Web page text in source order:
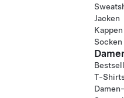
Jacken
Socken
T-